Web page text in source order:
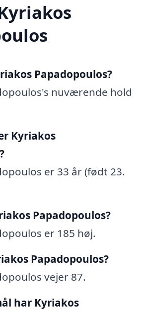
Papadopoulos?
nuværende hold
Kyriakos
er 33 år (født 23.
Papadopoulos?
er 185 høj.
Papadopoulos?
vejer 87.
har Kyriakos